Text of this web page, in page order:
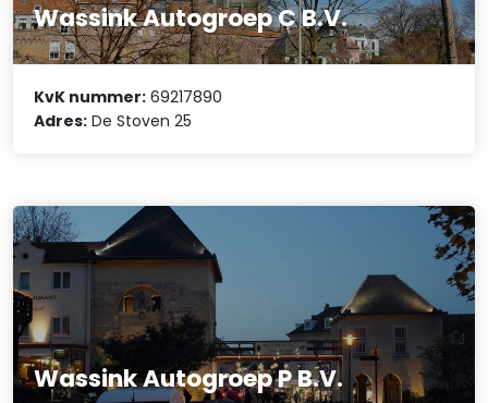
Wassink Autogroep C B.V.
KvK nummer: 69217890
Adres: De Stoven 25
Wassink Autogroep P B.V.